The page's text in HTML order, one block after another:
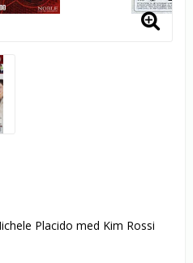
Placido med Kim Rossi